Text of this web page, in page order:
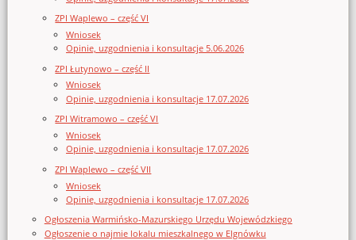
ZPI Waplewo – część VI
Wniosek
Opinie, uzgodnienia i konsultacje 5.06.2026
ZPI Łutynowo – część II
Wniosek
Opinie, uzgodnienia i konsultacje 17.07.2026
ZPI Witramowo – część VI
Wniosek
Opinie, uzgodnienia i konsultacje 17.07.2026
ZPI Waplewo – część VII
Wniosek
Opinie, uzgodnienia i konsultacje 17.07.2026
Ogłoszenia Warmińsko-Mazurskiego Urzędu Wojewódzkiego
Ogłoszenie o najmie lokalu mieszkalnego w Elgnówku